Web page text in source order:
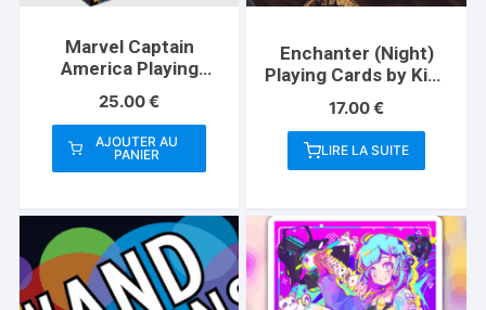
Marvel Captain
America Playing
Guard)
25.00€
AJOUTER AU
PANIER
Enchanter (Night)
Playing Cards by King
17.00€
LIRE LA SUITE